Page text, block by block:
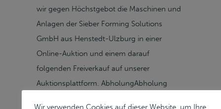
wir gegen Höchstgebot die Maschinen und
Anlagen der Sieber Forming Solutions
GmbH aus Henstedt-Ulzburg in einer
Online-Auktion und einem darauf
folgenden Freiverkauf auf unserer
Auktionsplattform. AbholungAbholung
Wir verwenden Cookies auf dieser Website, um Ihre